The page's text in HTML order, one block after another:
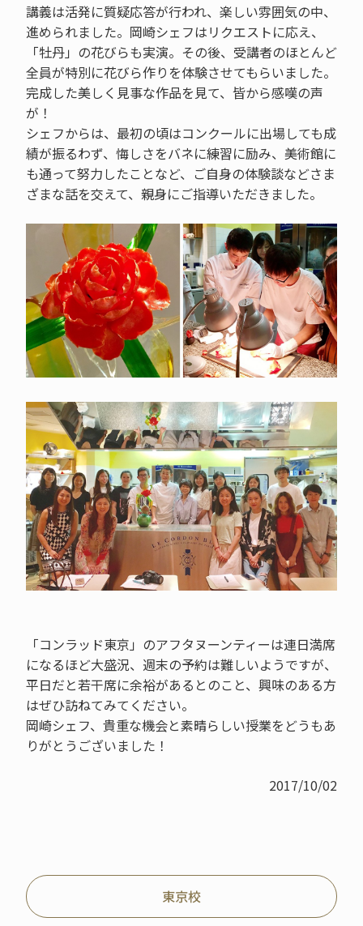
講義は活発に質疑応答が行われ、楽しい雰囲気の中、
進められました。岡崎シェフはリクエストに応え、
「牡丹」の花びらも実演。その後、受講者のほとんど
全員が特別に花びら作りを体験させてもらいました。
完成した美しく見事な作品を見て、皆から感嘆の声
が！
シェフからは、最初の頃はコンクールに出場しても成
績が振るわず、悔しさをバネに練習に励み、美術館に
も通って努力したことなど、ご自身の体験談などさま
ざまな話を交えて、親身にご指導いただきました。
「コンラッド東京」のアフタヌーンティーは連日満席
になるほど大盛況、週末の予約は難しいようですが、
平日だと若干席に余裕があるとのこと、興味のある方
はぜひ訪ねてみてください。
岡崎シェフ、貴重な機会と素晴らしい授業をどうもあ
りがとうございました！
2017/10/02
東京校